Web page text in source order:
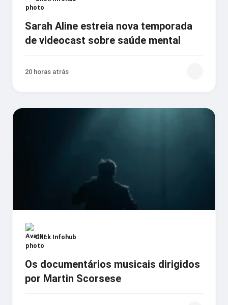
Sarah Aline estreia nova temporada
de videocast sobre saúde mental
20 horas atrás
Click Infohub
Os documentários musicais dirigidos
por Martin Scorsese